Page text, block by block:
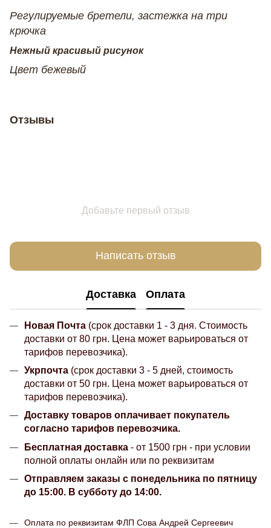
Регулируемые бретели, застежка на три
крючка
Нежный красивый рисунок
Цвет бежевый
Отзывы
Добавьте первый отзыв
Написать отзыв
Доставка Оплата
Новая Почта (срок доставки 1 - 3 дня. Стоимость
доставки от 80 грн. Цена может варьироваться от
тарифов перевозчика).
Укрпочта (срок доставки 3 - 5 дней, стоимость
доставки от 50 грн. Цена может варьироваться от
тарифов перевозчика).
Доставку товаров оплачивает покупатель
согласно тарифов перевозчика.
Бесплатная доставка - от 1500 грн - при условии
полной оплаты онлайн или по реквизитам
Отправляем заказы с понедельника по пятницу
до 15:00. В субботу до 14:00.
Оплата по реквизитам ФЛП Сова Андрей Сергеевич